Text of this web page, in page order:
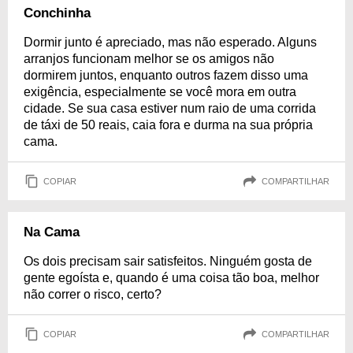
Conchinha
Dormir junto é apreciado, mas não esperado. Alguns
arranjos funcionam melhor se os amigos não
dormirem juntos, enquanto outros fazem disso uma
exigência, especialmente se você mora em outra
cidade. Se sua casa estiver num raio de uma corrida
de táxi de 50 reais, caia fora e durma na sua própria
cama.
COPIAR COMPARTILHAR
Na Cama
Os dois precisam sair satisfeitos. Ninguém gosta de
gente egoísta e, quando é uma coisa tão boa, melhor
não correr o risco, certo?
COPIAR COMPARTILHAR